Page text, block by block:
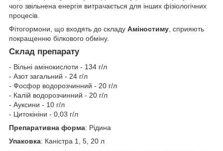
чого звільнена енергія витрачається для інших фізіологічних
процесів.
Фітогормони, що входять до складу Аміностиму , сприяють
покращенню білкового обміну.
Склад препарату
- Вільні амінокислоти - 134 г/л
- Азот загальний - 24 г/л
- Фосфор водорозчинний - 20 г/л
- Калій водорозчинний - 20 г/л
- Ауксини - 10 г/л
- Цитокініни - 0,03 г/л
Препаративна форма: Рідина
Упаковка: Каністра 1, 5, 20 л